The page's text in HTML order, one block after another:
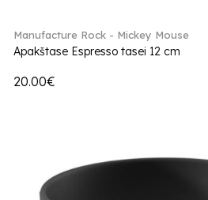
Manufacture Rock - Mickey Mouse
Apakštase Espresso tasei 12 cm
20.00€